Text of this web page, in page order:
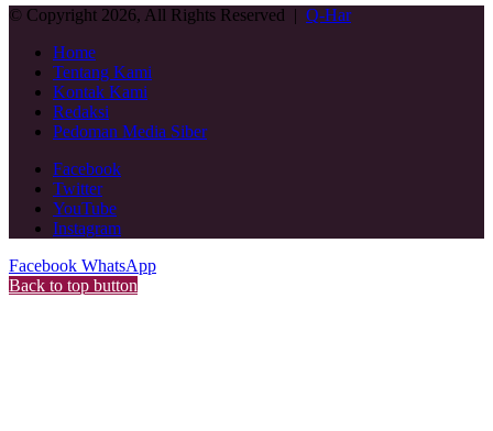
© Copyright 2026, All Rights Reserved | Q-Har
Home
Tentang Kami
Kontak Kami
Redaksi
Pedoman Media Siber
Facebook
Twitter
YouTube
Instagram
Facebook WhatsApp
Back to top button